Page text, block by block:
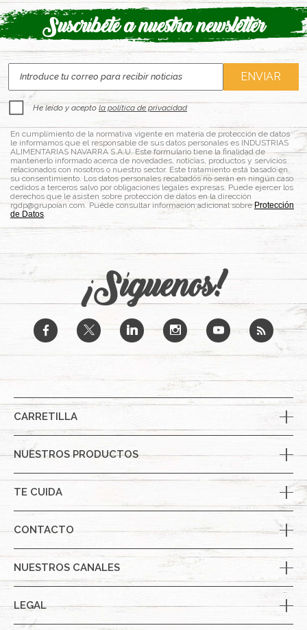
Suscríbete a nuestra newsletter
He leído y acepto la política de privacidad
En cumplimiento de la normativa vigente en materia de protección de datos
le informamos que el responsable de sus datos personales es INDUSTRIAS
ALIMENTARIAS NAVARRA S.A.U. Este formulario tiene la finalidad de
mantenerlo informado acerca de novedades, noticias, productos y servicios
relacionados con nosotros o nuestro sector. Este tratamiento está basado en
su consentimiento. Los datos personales recabados no serán en ningún caso
cedidos a terceros salvo por obligaciones legales expresas. Puede ejercer los
derechos que le asisten sobre protección de datos en la dirección
rgdp@grupoian.com. Puede consultar información adicional sobreProtección
de Datos.
¡Síguenos!
b a j x r
CARRETILLA
NUESTROS PRODUCTOS
TE CUIDA
CONTACTO
NUESTROS CANALES
LEGAL